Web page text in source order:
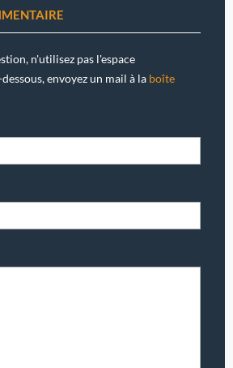
n'utilisez pas l'espace
envoyez un mail à la boîte